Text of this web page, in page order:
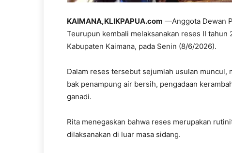
KAIMANA,KLIKPAPUA.com —Anggota Dewan
Teurupun kembali melaksanakan reses II
Kabupaten Kaimana, pada Senin (8/6/2026).
Dalam reses tersebut sejumlah usulan
bak penampung air bersih, pengadaan
ganadi.
Rita menegaskan bahwa reses merupakan
dilaksanakan di luar masa sidang.